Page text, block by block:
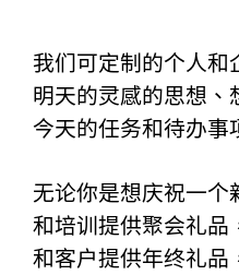
我们可定制的个人和
明天的灵感的思想、
今天的任务和待办事
无论你是想庆祝一个
和培训提供聚会礼品
和客户提供年终礼品